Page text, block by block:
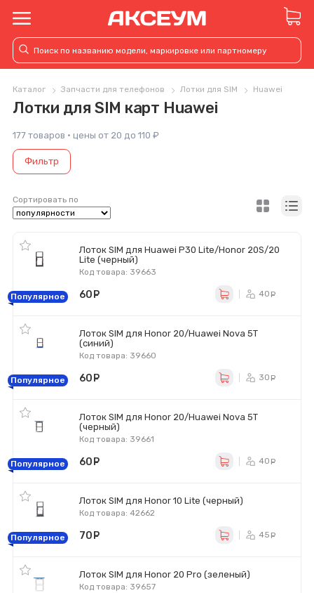
Каталог Запчасти для телефонов Лотки для SIM Huawei
Лотки для SIM карт Huawei
177 товаров · цены от 20 до 110 ₽
Фильтр
Сортировать по
Лоток SIM для Huawei P30 Lite/Honor 20S/20
Lite (черный)
Код товара: 39663
Популярное 60 40
Лоток SIM для Honor 20/Huawei Nova 5T
(синий)
Код товара: 39660
Популярное 60 30
Лоток SIM для Honor 20/Huawei Nova 5T
(черный)
Код товара: 39661
Популярное 60 40
Лоток SIM для Honor 10 Lite (черный)
Код товара: 42662
Популярное 70 45
Лоток SIM для Honor 20 Pro (зеленый)
Код товара: 39657